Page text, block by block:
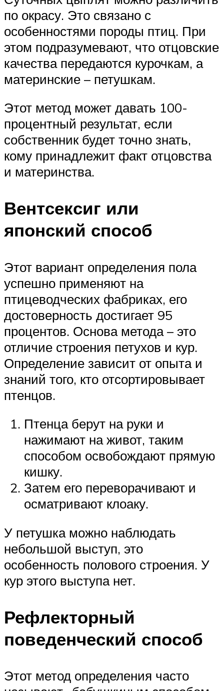
по окрасу. Это связано с
особенностями породы птиц. При
этом подразумевают, что отцовские
качества передаются курочкам, а
материнские – петушкам.
Этот метод может давать 100-
процентный результат, если
собственник будет точно знать,
кому принадлежит факт отцовства
и материнства.
Вентсексиг или
японский способ
Этот вариант определения пола
успешно применяют на
птицеводческих фабриках, его
достоверность достигает 95
процентов. Основа метода – это
отличие строения петухов и кур.
Определение зависит от опыта и
знаний того, кто отсортировывает
птенцов.
Птенца берут на руки и
нажимают на живот, таким
способом освобождают прямую
кишку.
Затем его переворачивают и
осматривают клоаку.
У петушка можно наблюдать
небольшой выступ, это
особенность полового строения. У
кур этого выступа нет.
Рефлекторный
поведенческий способ
Этот метод определения часто